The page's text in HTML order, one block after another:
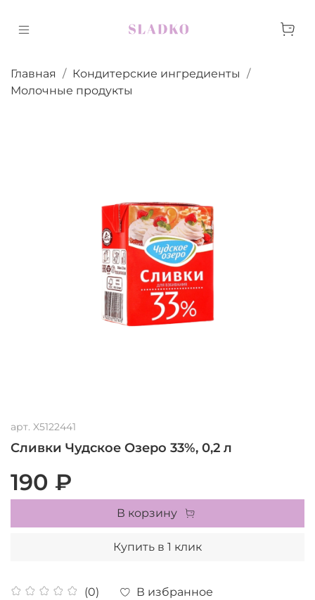
Главная
Кондитерские ингредиенты
Молочные продукты
арт. X5122441
Сливки Чудское Озеро 33%, 0,2 л
(0) В избранное
190 ₽
В корзину
Купить в 1 клик